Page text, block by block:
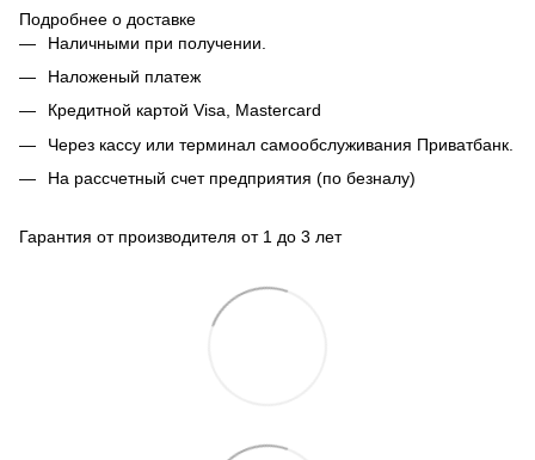
Подробнее о доставке
Наличными при получении.
Наложеный платеж
Кредитной картой Visa, Mastercard
Через кассу или терминал самообслуживания Приватбанк.
На рассчетный счет предприятия (по безналу)
Гарантия от производителя от 1 до 3 лет